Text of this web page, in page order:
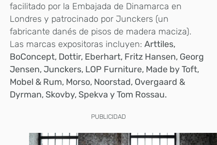
facilitado por la Embajada de Dinamarca en
Londres y patrocinado por Junckers (un
fabricante danés de pisos de madera maciza).
Las marcas expositoras incluyen: Arttiles,
BoConcept, Dottir, Eberhart, Fritz Hansen, Georg
Jensen, Junckers, LOP Furniture, Made by Toft,
Mobel & Rum, Morso, Noorstad, Overgaard &
Dyrman, Skovby, Spekva y Tom Rossau.
PUBLICIDAD